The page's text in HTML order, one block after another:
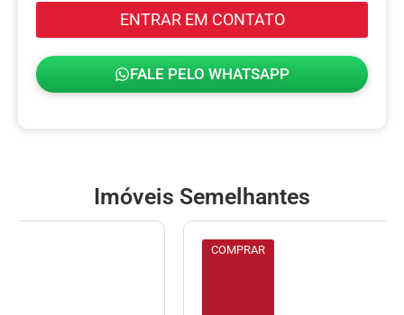
ENTRAR EM CONTATO
FALE PELO WHATSAPP
Imóveis Semelhantes